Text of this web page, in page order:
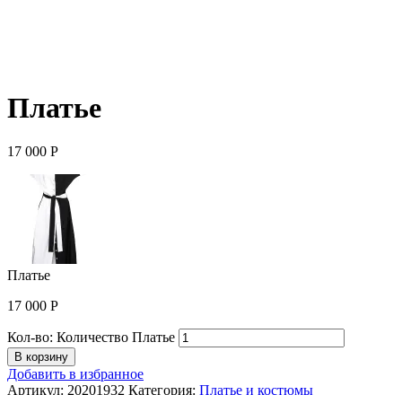
Платье
17 000 Р
Платье
17 000 Р
Кол-во: Количество Платье
В корзину
Добавить в избранное
Артикул: 20201932 Категория: Платье и костюмы